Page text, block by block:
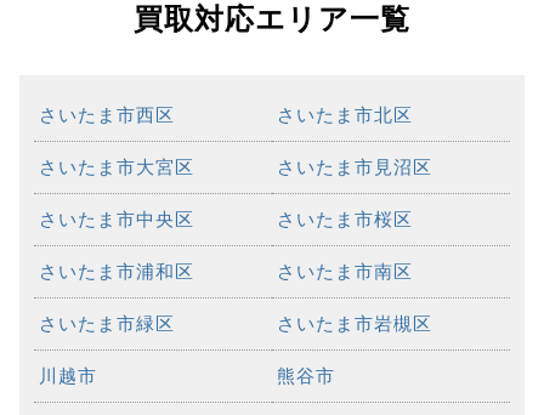
買取対応エリア一覧
さいたま市西区 さいたま市北区
さいたま市大宮区 さいたま市見沼区
さいたま市中央区 さいたま市桜区
さいたま市浦和区 さいたま市南区
さいたま市緑区 さいたま市岩槻区
川越市 熊谷市